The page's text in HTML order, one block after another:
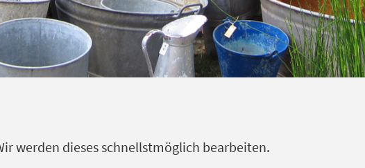
werden dieses schnellstmöglich bearbeiten.